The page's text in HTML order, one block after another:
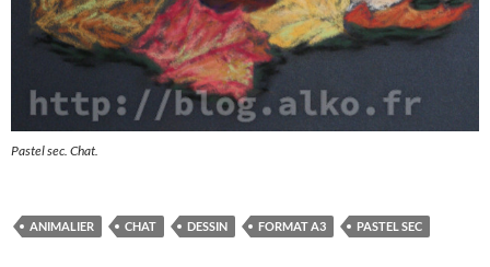
Pastel sec. Chat.
ANIMALIER CHAT DESSIN FORMAT A3 PASTEL SEC